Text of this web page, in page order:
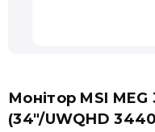
Монітор MSI
(34"/UWQHD